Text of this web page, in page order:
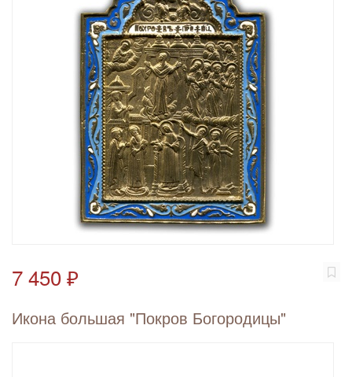
7 450 ₽
Икона большая "Покров Богородицы"